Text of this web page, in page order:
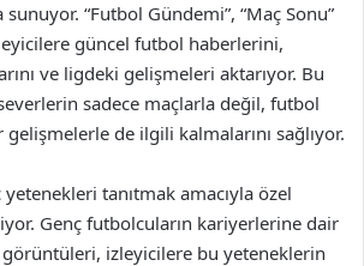
“Futbol Gündemi”, “Maç Sonu”
güncel futbol haberlerini,
ve ligdeki gelişmeleri aktarıyor. Bu
sadece maçlarla değil, futbol
de ilgili kalmalarını sağlıyor.
yetenekleri tanıtmak amacıyla özel
Genç futbolcuların kariyerlerine dair
izleyicilere bu yeteneklerin